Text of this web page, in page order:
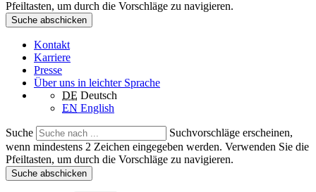
Pfeiltasten, um durch die Vorschläge zu navigieren.
Suche abschicken
Kontakt
Karriere
Presse
Über uns in leichter Sprache
DE Deutsch
EN English
Suche
Suchvorschläge erscheinen,
wenn mindestens 2 Zeichen eingegeben werden. Verwenden Sie die
Pfeiltasten, um durch die Vorschläge zu navigieren.
Suche abschicken